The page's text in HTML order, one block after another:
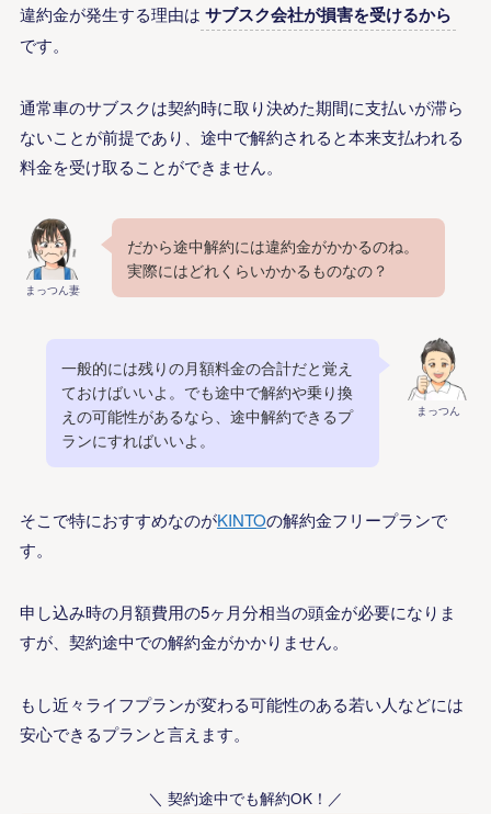
違約金が発生する理由は サブスク会社が損害を受けるから
です。
通常車のサブスクは契約時に取り決めた期間に支払いが滞ら
ないことが前提であり、途中で解約されると本来支払われる
料金を受け取ることができません。
まっつん妻
だから途中解約には違約金がかかるのね。
実際にはどれくらいかかるものなの？
まっつん
一般的には残りの月額料金の合計だと覚え
ておけばいいよ。でも途中で解約や乗り換
えの可能性があるなら、途中解約できるプ
ランにすればいいよ。
そこで特におすすめなのがKINTOの解約金フリープランで
す。
申し込み時の月額費用の5ヶ月分相当の頭金が必要になりま
すが、契約途中での解約金がかかりません。
もし近々ライフプランが変わる可能性のある若い人などには
安心できるプランと言えます。
＼ 契約途中でも解約OK！／